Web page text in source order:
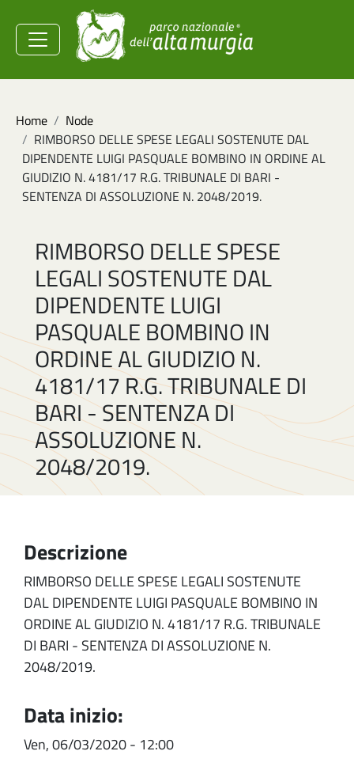
Salta al contenuto principale
della Sicurezza
Energetica
Home
Node
RIMBORSO DELLE SPESE LEGALI SOSTENUTE DAL
DIPENDENTE LUIGI PASQUALE BOMBINO IN ORDINE AL
GIUDIZIO N. 4181/17 R.G. TRIBUNALE DI BARI -
SENTENZA DI ASSOLUZIONE N. 2048/2019.
RIMBORSO DELLE SPESE
LEGALI SOSTENUTE DAL
DIPENDENTE LUIGI
PASQUALE BOMBINO IN
ORDINE AL GIUDIZIO N.
4181/17 R.G. TRIBUNALE DI
BARI - SENTENZA DI
ASSOLUZIONE N.
2048/2019.
Descrizione
RIMBORSO DELLE SPESE LEGALI SOSTENUTE
DAL DIPENDENTE LUIGI PASQUALE BOMBINO IN
ORDINE AL GIUDIZIO N. 4181/17 R.G. TRIBUNALE
DI BARI - SENTENZA DI ASSOLUZIONE N.
2048/2019.
Data inizio:
Ven, 06/03/2020 - 12:00